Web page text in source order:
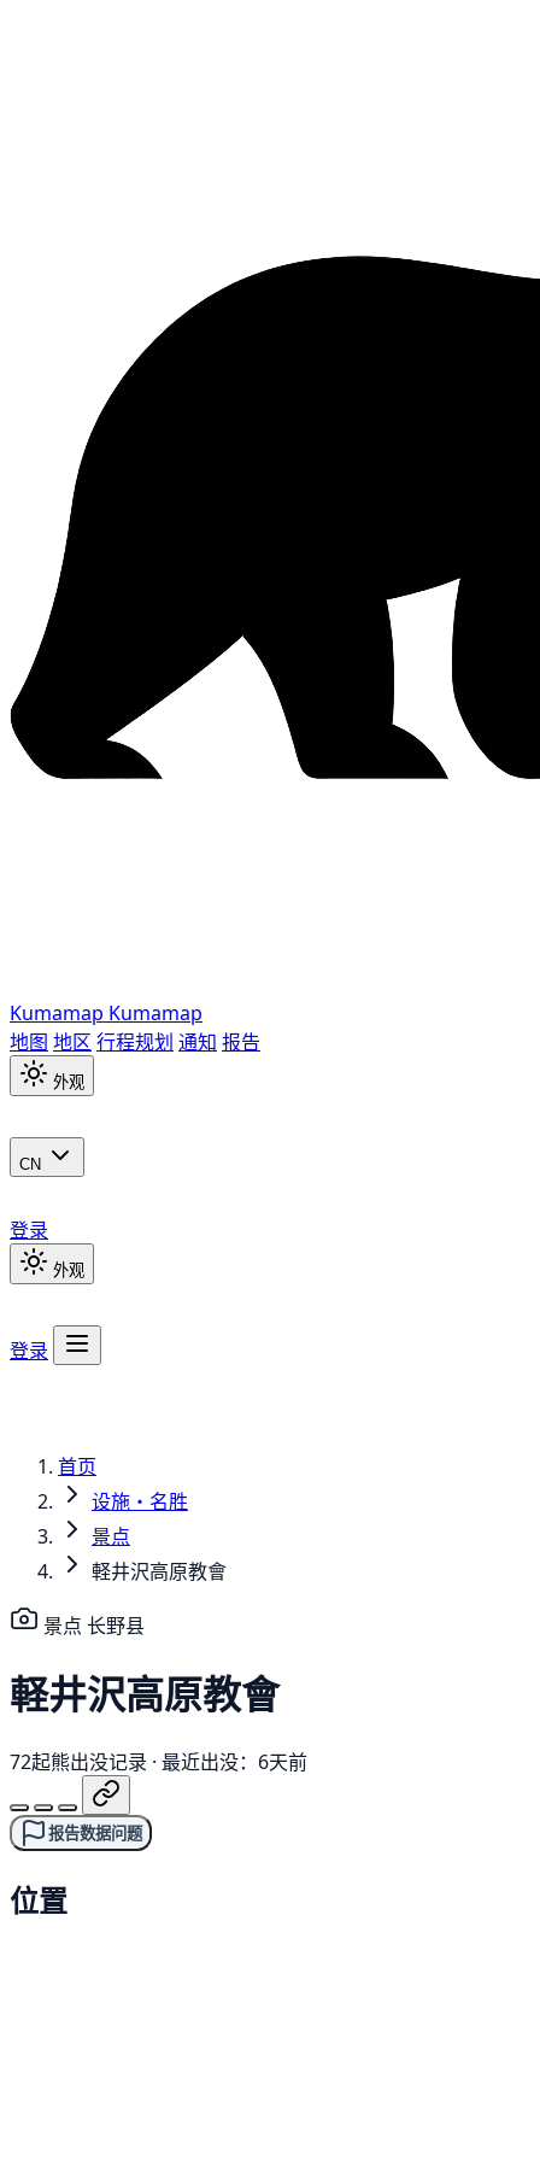
Kumamap Kumamap
地图 地区 行程规划 通知 报告
外观
CN
登录
外观
登录
首页
设施・名胜
景点
軽井沢高原教會
景点 长野县
軽井沢高原教會
72起熊出没记录 · 最近出没：6天前
报告数据问题
位置